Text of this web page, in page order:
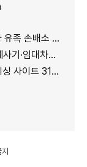
진상 명확히 규명"
균 3개월내 해결
건 무더기 차단